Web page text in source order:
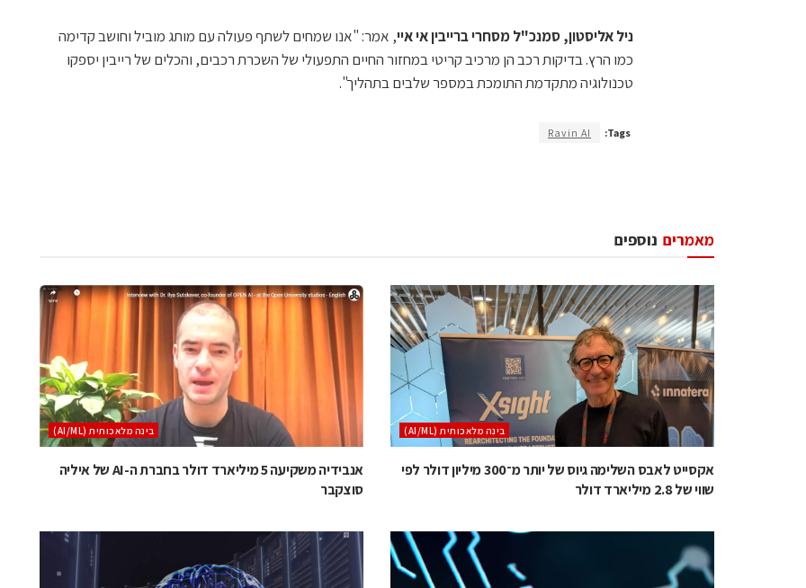
ניל אליסטון, סמנכ"ל מסחרי ברייבין אי איי, אמר: "אנו שמחים לשתף פעולה עם מותג מוביל וחושב קדימה
כמו הרץ. בדיקות רכב הן מרכיב קריטי במחזור החיים התפעולי של השכרת רכבים, והכלים של רייבין יספקו
טכנולוגיה מתקדמת התומכת במספר שלבים בתהליך".
Tags:
Ravin AI
נוספים מאמרים
בינה מלאכותית (AI/ML)
אקסייט לאבס השלימה גיוס של יותר מ־300 מיליון דולר לפי
שווי של 2.8 מיליארד דולר
בינה מלאכותית (AI/ML)
אנבידיה משקיעה 5 מיליארד דולר בחברת ה-AI של איליה
סוצקבר